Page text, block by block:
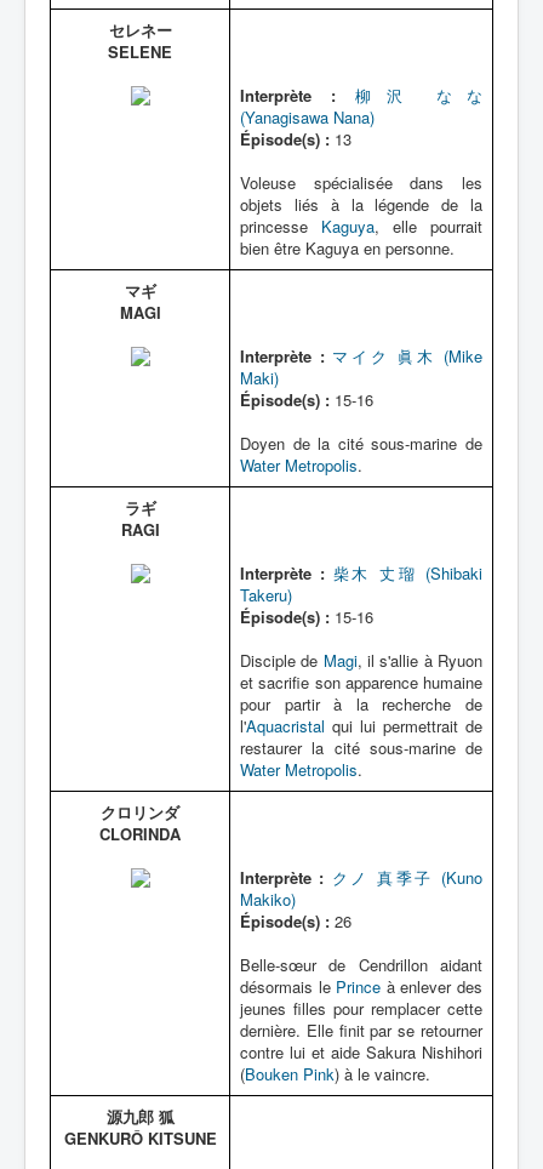
セレネー
SELENE
Interprète :
柳沢 なな
(Yanagisawa Nana)
Épisode(s) : 13
Voleuse spécialisée dans les
objets liés à la légende de la
princesse Kaguya, elle pourrait
bien être Kaguya en personne.
マギ
MAGI
Interprète : マイク 眞木 (Mike
Maki)
Épisode(s) : 15-16
Doyen de la cité sous-marine de
Water Metropolis.
ラギ
RAGI
Interprète : 柴木 丈瑠 (Shibaki
Takeru)
Épisode(s) : 15-16
Disciple de Magi, il s'allie à Ryuon
et sacrifie son apparence humaine
pour partir à la recherche de
l'Aquacristal qui lui permettrait de
restaurer la cité sous-marine de
Water Metropolis.
クロリンダ
CLORINDA
Interprète : クノ 真季子 (Kuno
Makiko)
Épisode(s) : 26
Belle-sœur de Cendrillon aidant
désormais le Prince à enlever des
jeunes filles pour remplacer cette
dernière. Elle finit par se retourner
contre lui et aide Sakura Nishihori
(Bouken Pink) à le vaincre.
源九郎 狐
GENKURÔ KITSUNE